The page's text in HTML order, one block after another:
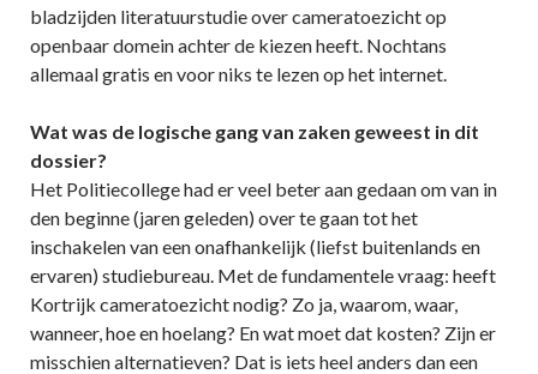
bladzijden literatuurstudie over cameratoezicht op
openbaar domein achter de kiezen heeft. Nochtans
allemaal gratis en voor niks te lezen op het internet.
Wat was de logische gang van zaken geweest in dit
dossier?
Het Politiecollege had er veel beter aan gedaan om van in
den beginne (jaren geleden) over te gaan tot het
inschakelen van een onafhankelijk (liefst buitenlands en
ervaren) studiebureau. Met de fundamentele vraag: heeft
Kortrijk cameratoezicht nodig? Zo ja, waarom, waar,
wanneer, hoe en hoelang? En wat moet dat kosten? Zijn er
misschien alternatieven? Dat is iets heel anders dan een